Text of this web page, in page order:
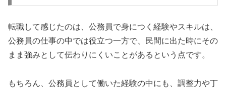
転職して感じたのは、公務員で身につく経験やスキルは、
公務員の仕事の中では役立つ一方で、民間に出た時にその
まま強みとして伝わりにくいことがあるという点です。
もちろん、公務員として働いた経験の中にも、調整力や丁